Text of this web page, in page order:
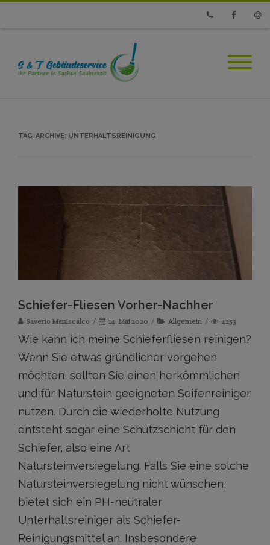
TAG-ARCHIVE: UNTERHALTSREINIGUNG
Schiefer-Fliesen Vorher-Nachher
Saverio Maniscalco 14. Mai 2020 Allgemein 4253
Wie kann ich meine Schieferfliesen reinigen?
Wenn Sie etwas gründlicher vorgehen
möchten, sollten Sie einen herkömmlichen
und für Naturstein geeigneten Seifenreiniger
nutzen. Durch die wiederholte Nutzung
entsteht sogar eine Schutzschicht für den
Schiefer, also eine Art
Natursteinversiegelung. Falls Sie eine solche
Natursteinversiegelung nicht wünschen,
bietet sich ein PH-neutraler
Unterhaltsreiniger als Schiefer-
Reinigungsmittel an. Insbesondere